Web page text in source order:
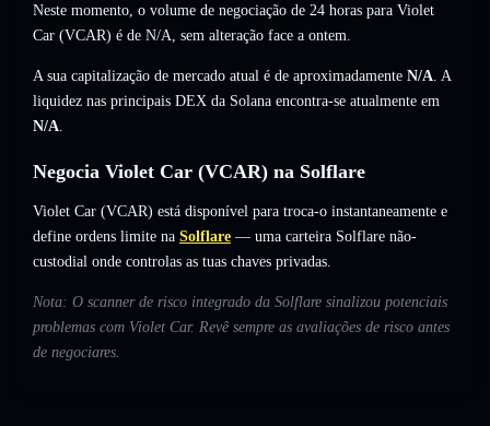
Neste momento, o volume de negociação de 24 horas para Violet
Car (VCAR) é de N/A, sem alteração face a ontem.
A sua capitalização de mercado atual é de aproximadamente N/A. A
liquidez nas principais DEX da Solana encontra-se atualmente em
N/A.
Negocia Violet Car (VCAR) na Solflare
Violet Car (VCAR) está disponível para troca-o instantaneamente e
define ordens limite na Solflare — uma carteira Solflare não-
custodial onde controlas as tuas chaves privadas.
Nota: O scanner de risco integrado da Solflare sinalizou potenciais
problemas com Violet Car. Revê sempre as avaliações de risco antes
de negociares.